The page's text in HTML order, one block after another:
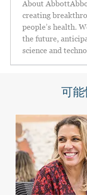
About
creating
people’s health.
the future,
science and
可